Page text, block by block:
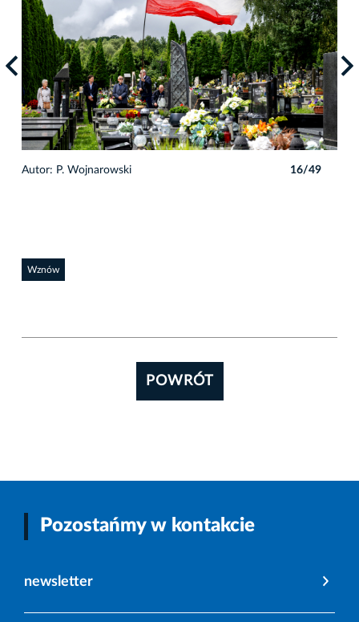
Autor: P. Wojnarowski 16/49
Wznów
POWRÓT
Pozostańmy w kontakcie
newsletter